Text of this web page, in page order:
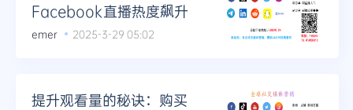
Facebook直播热度飙升
emer 2025-3-29 05:02
提升观看量的秘诀：购买